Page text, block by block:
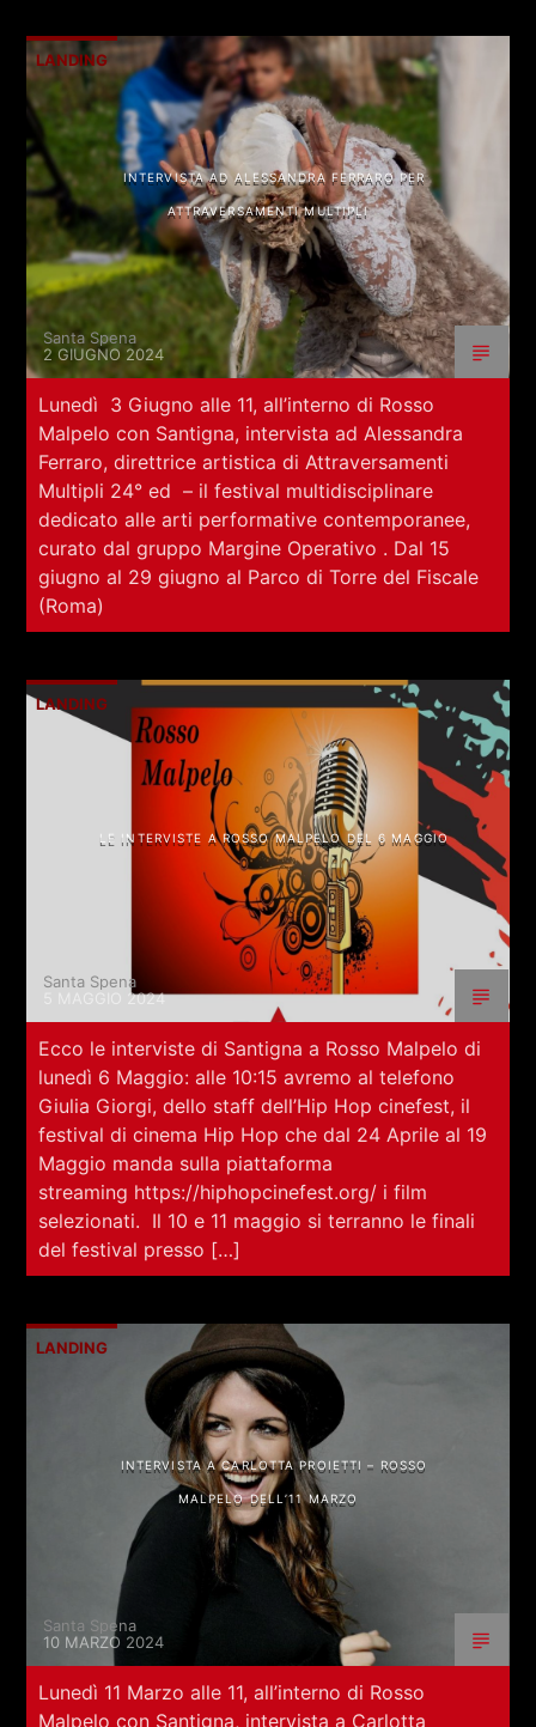
LANDING
INTERVISTA AD ALESSANDRA FERRARO PER
ATTRAVERSAMENTI MULTIPLI
Santa Spena
2 GIUGNO 2024
Lunedì 3 Giugno alle 11, all’interno di Rosso
Malpelo con Santigna, intervista ad Alessandra
Ferraro, direttrice artistica di Attraversamenti
Multipli 24° ed – il festival multidisciplinare
dedicato alle arti performative contemporanee,
curato dal gruppo Margine Operativo . Dal 15
giugno al 29 giugno al Parco di Torre del Fiscale
(Roma)
LANDING
LE INTERVISTE A ROSSO MALPELO DEL 6 MAGGIO
Santa Spena
5 MAGGIO 2024
Ecco le interviste di Santigna a Rosso Malpelo di
lunedì 6 Maggio: alle 10:15 avremo al telefono
Giulia Giorgi, dello staff dell’Hip Hop cinefest, il
festival di cinema Hip Hop che dal 24 Aprile al 19
Maggio manda sulla piattaforma
streaming https://hiphopcinefest.org/ i film
selezionati. Il 10 e 11 maggio si terranno le finali
del festival presso […]
LANDING
INTERVISTA A CARLOTTA PROIETTI – ROSSO
MALPELO DELL’11 MARZO
Santa Spena
10 MARZO 2024
Lunedì 11 Marzo alle 11, all’interno di Rosso
Malpelo con Santigna, intervista a Carlotta